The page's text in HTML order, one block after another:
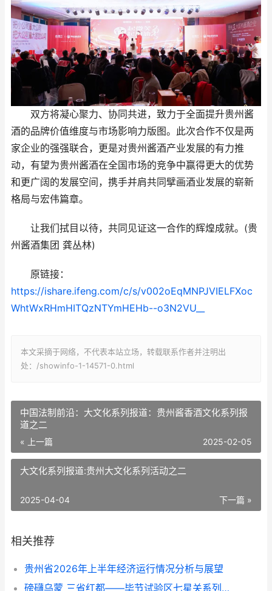
双方将凝心聚力、协同共进，致力于全面提升贵州酱
酒的品牌价值维度与市场影响力版图。此次合作不仅是两
家企业的强强联合，更是对贵州酱酒产业发展的有力推
动，有望为贵州酱酒在全国市场的竞争中赢得更大的优势
和更广阔的发展空间，携手并肩共同擘画酒业发展的崭新
格局与宏伟篇章。
让我们拭目以待，共同见证这一合作的辉煌成就。(贵
州酱酒集团 龚丛林)
原链接：
https://ishare.ifeng.com/c/s/v002oEqMNPJVIELFXoc
WhtWxRHmHITQzNTYmHEHb--o3N2VU__
本文采摘于网络，不代表本站立场，转载联系作者并注明出
处：/showinfo-1-14571-0.html
中国法制前沿：大文化系列报道：贵州酱香酒文化系列报
道之二
« 上一篇 2025-02-05
大文化系列报道:贵州大文化系列活动之二
下一篇 »
2025-04-04
相关推荐
贵州省2026年上半年经济运行情况分析与展望
磅礴乌蒙 三省红都——毕节试验区七星关系列报道之七